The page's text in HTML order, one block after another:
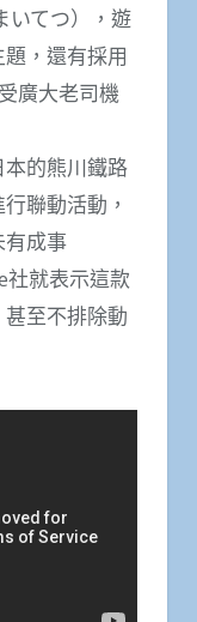
いてつ），遊
，還有採用
廣大老司機
的熊川鐵路
聯動活動，
有成事
社就表示這款
至不排除動